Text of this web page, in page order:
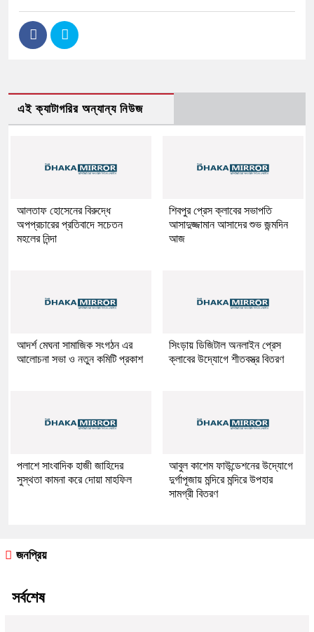
এই ক্যাটাগরির অন্যান্য নিউজ
আলতাফ হোসেনের বিরুদ্ধে
অপপ্রচারের প্রতিবাদে সচেতন
মহলের নিন্দা
শিবপুর প্রেস ক্লাবের সভাপতি
আসাদুজ্জামান আসাদের শুভ জন্মদিন
আজ
আদর্শ মেঘনা সামাজিক সংগঠন এর
আলোচনা সভা ও নতুন কমিটি প্রকাশ
সিংড়ায় ডিজিটাল অনলাইন প্রেস
ক্লাবের উদ্যোগে শীতবস্ত্র বিতরণ
পলাশে সাংবাদিক হাজী জাহিদের
সুস্থতা কামনা করে দোয়া মাহফিল
আবুল কাশেম ফাউন্ডেশনের উদ্যোগে
দুর্গাপূজায় মন্দিরে মন্দিরে উপহার
সামগ্রী বিতরণ
জনপ্রিয়
সর্বশেষ